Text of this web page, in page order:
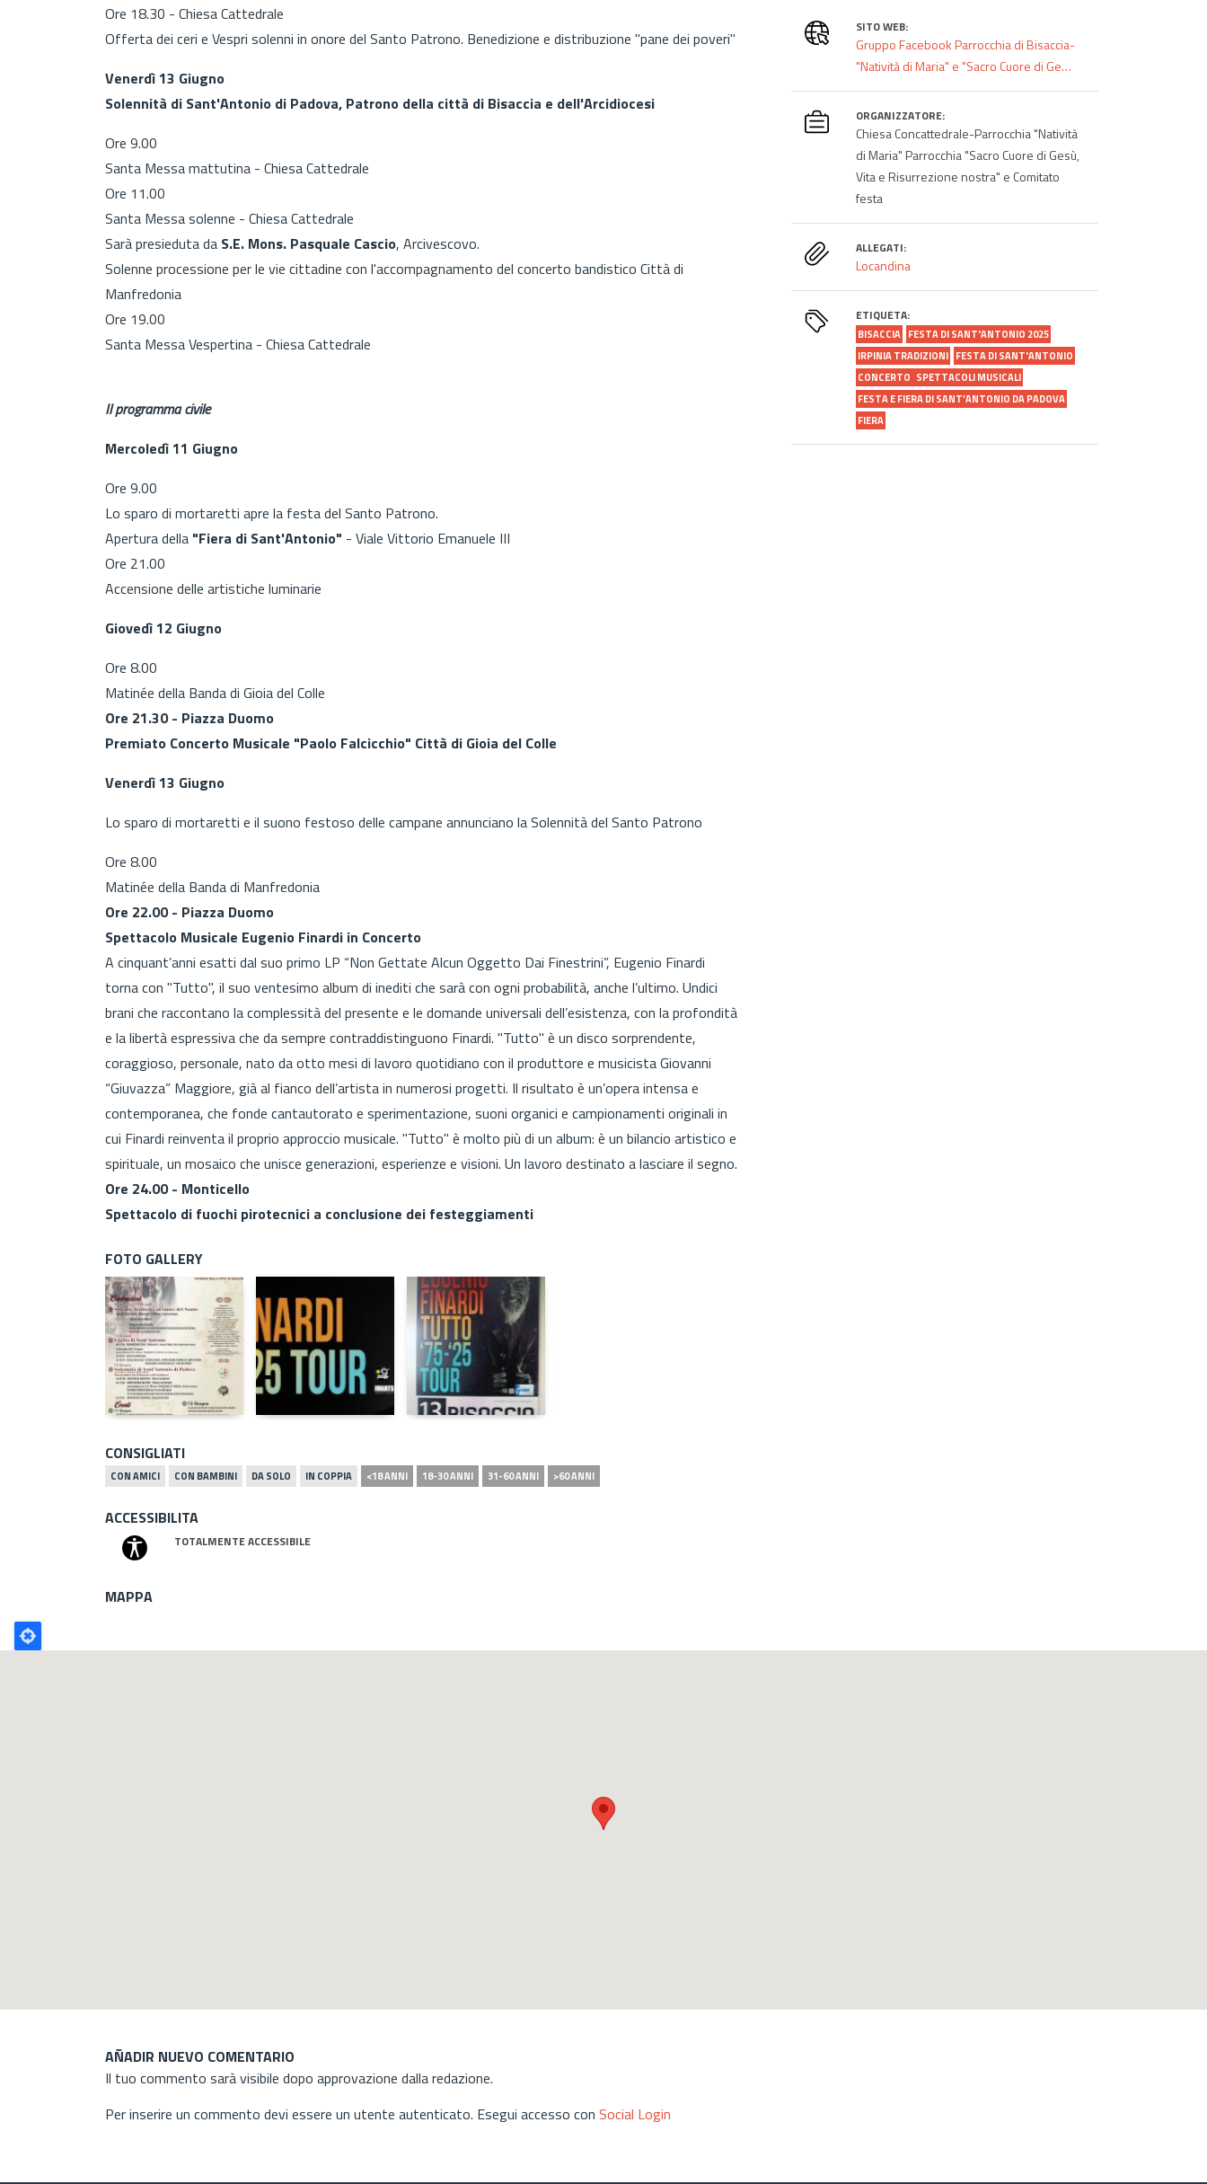
Ore 18.30 - Chiesa Cattedrale
Offerta dei ceri e Vespri solenni in onore del Santo Patrono. Benedizione e distribuzione "pane dei poveri"
Venerdì 13 Giugno
Solennità di Sant'Antonio di Padova, Patrono della città di Bisaccia e dell'Arcidiocesi
Ore 9.00
Santa Messa mattutina - Chiesa Cattedrale
Ore 11.00
Santa Messa solenne - Chiesa Cattedrale
Sarà presieduta da S.E. Mons. Pasquale Cascio, Arcivescovo.
Solenne processione per le vie cittadine con l'accompagnamento del concerto bandistico Città di
Manfredonia
Ore 19.00
Santa Messa Vespertina - Chiesa Cattedrale
Il programma civile
Mercoledì 11 Giugno
Ore 9.00
Lo sparo di mortaretti apre la festa del Santo Patrono.
Apertura della "Fiera di Sant'Antonio" - Viale Vittorio Emanuele III
Ore 21.00
Accensione delle artistiche luminarie
Giovedì 12 Giugno
Ore 8.00
Matinée della Banda di Gioia del Colle
Ore 21.30 - Piazza Duomo
Premiato Concerto Musicale "Paolo Falcicchio" Città di Gioia del Colle
Venerdì 13 Giugno
Lo sparo di mortaretti e il suono festoso delle campane annunciano la Solennità del Santo Patrono
Ore 8.00
Matinée della Banda di Manfredonia
Ore 22.00 - Piazza Duomo
Spettacolo Musicale Eugenio Finardi in Concerto
A cinquant’anni esatti dal suo primo LP “Non Gettate Alcun Oggetto Dai Finestrini”, Eugenio Finardi
torna con "Tutto", il suo ventesimo album di inediti che sarà con ogni probabilità, anche l’ultimo. Undici
brani che raccontano la complessità del presente e le domande universali dell’esistenza, con la profondità
e la libertà espressiva che da sempre contraddistinguono Finardi. "Tutto" è un disco sorprendente,
coraggioso, personale, nato da otto mesi di lavoro quotidiano con il produttore e musicista Giovanni
“Giuvazza” Maggiore, già al fianco dell’artista in numerosi progetti. Il risultato è un’opera intensa e
contemporanea, che fonde cantautorato e sperimentazione, suoni organici e campionamenti originali in
cui Finardi reinventa il proprio approccio musicale. "Tutto" è molto più di un album: è un bilancio artistico e
spirituale, un mosaico che unisce generazioni, esperienze e visioni. Un lavoro destinato a lasciare il segno.
Ore 24.00 - Monticello
Spettacolo di fuochi pirotecnici a conclusione dei festeggiamenti
FOTO GALLERY
CONSIGLIATI
CON AMICI CON BAMBINI DA SOLO IN COPPIA <18 ANNI 18-30 ANNI 31-60 ANNI >60 ANNI
ACCESSIBILITA
TOTALMENTE ACCESSIBILE
SITO WEB:
Gruppo Facebook Parrocchia di Bisaccia-
"Natività di Maria" e "Sacro Cuore di Ge…
ORGANIZZATORE:
Chiesa Concattedrale-Parrocchia "Natività
di Maria" Parrocchia "Sacro Cuore di Gesù,
Vita e Risurrezione nostra" e Comitato
festa
ALLEGATI:
Locandina
ETIQUETA:
BISACCIA FESTA DI SANT'ANTONIO 2025
IRPINIA TRADIZIONI FESTA DI SANT'ANTONIO
CONCERTO SPETTACOLI MUSICALI
FESTA E FIERA DI SANT’ANTONIO DA PADOVA
FIERA
MAPPA
Poligono
GEO
AÑADIR NUEVO COMENTARIO
Il tuo commento sarà visibile dopo approvazione dalla redazione.
Per inserire un commento devi essere un utente autenticato. Esegui accesso con Social Login